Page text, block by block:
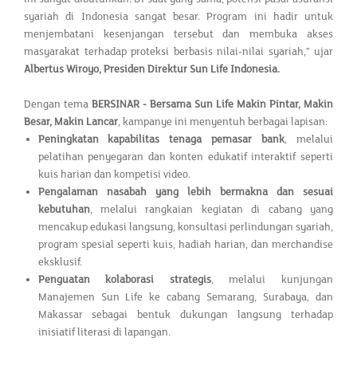
syariah di Indonesia sangat besar. Program ini hadir untuk
menjembatani kesenjangan tersebut dan membuka akses
masyarakat terhadap proteksi berbasis nilai-nilai syariah,” ujar
Albertus Wiroyo, Presiden Direktur Sun Life Indonesia.
Dengan tema BERSINAR - Bersama Sun Life Makin Pintar, Makin
Besar, Makin Lancar, kampanye ini menyentuh berbagai lapisan:
Peningkatan kapabilitas tenaga pemasar bank, melalui
pelatihan penyegaran dan konten edukatif interaktif seperti
kuis harian dan kompetisi video.
Pengalaman nasabah yang lebih bermakna dan sesuai
kebutuhan, melalui rangkaian kegiatan di cabang yang
mencakup edukasi langsung, konsultasi perlindungan syariah,
program spesial seperti kuis, hadiah harian, dan merchandise
eksklusif.
Penguatan kolaborasi strategis, melalui kunjungan
Manajemen Sun Life ke cabang Semarang, Surabaya, dan
Makassar sebagai bentuk dukungan langsung terhadap
inisiatif literasi di lapangan.